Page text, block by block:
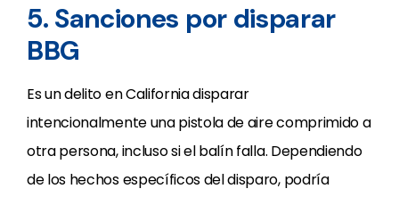
5. Sanciones por disparar
BBG
Es un delito en California disparar
intencionalmente una pistola de aire comprimido a
otra persona, incluso si el balín falla. Dependiendo
de los hechos específicos del disparo, podría